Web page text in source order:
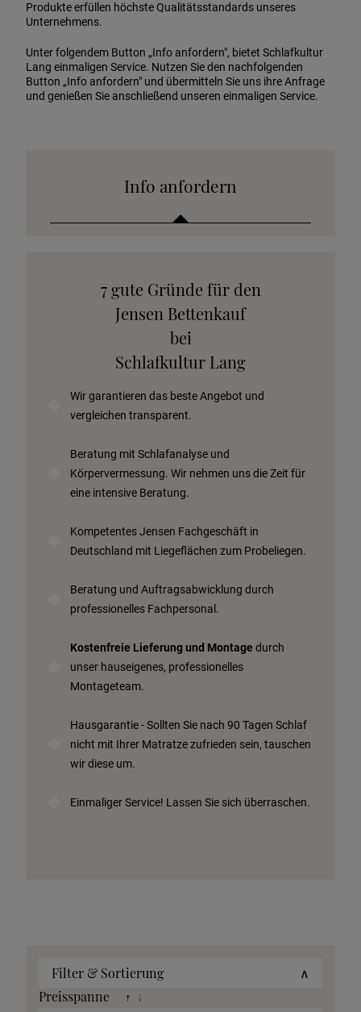
Produkte erfüllen höchste Qualitätsstandards unseres
Unternehmens.
Unter folgendem Button „Info anfordern", bietet Schlafkultur
Lang einmaligen Service. Nutzen Sie den nachfolgenden
Button „Info anfordern" und übermitteln Sie uns ihre Anfrage
und genießen Sie anschließend unseren einmaligen Service.
Info anfordern
Stoffkollektion anfordern
Telefonische Beratung anfordern
Angebot anfordern
Probeschlafen im Hotel
7 gute Gründe für den
Jensen Bettenkauf
bei
Schlafkultur Lang
Wir garantieren das beste Angebot und
vergleichen transparent.
Beratung mit Schlafanalyse und
Körpervermessung. Wir nehmen uns die Zeit für
eine intensive Beratung.
Kompetentes Jensen Fachgeschäft in
Deutschland mit Liegeflächen zum Probeliegen.
Beratung und Auftragsabwicklung durch
professionelles Fachpersonal.
Kostenfreie Lieferung und Montage durch
unser hauseigenes, professionelles
Montageteam.
Hausgarantie - Sollten Sie nach 90 Tagen Schlaf
nicht mit Ihrer Matratze zufrieden sein, tauschen
wir diese um.
Einmaliger Service! Lassen Sie sich überraschen.
Filter & Sortierung
∧
Preisspanne
↑ ↓